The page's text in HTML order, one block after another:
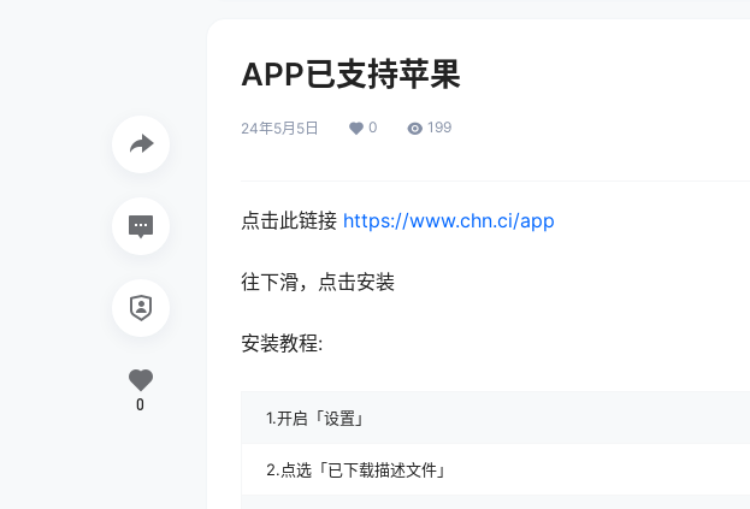
APP已支持苹果
24年5月5日 0 199
点击此链接 https://www.chn.ci/app
往下滑，点击安装
安装教程:
1.开启「设置」
2.点选「已下载描述文件」
0